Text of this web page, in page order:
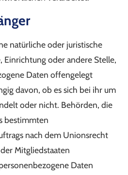
natürliche oder juristische
Einrichtung oder andere Stelle,
Daten offengelegt
davon, ob es sich bei ihr um
oder nicht. Behörden, die
bestimmten
nach dem Unionsrecht
Mitgliedstaaten
Daten